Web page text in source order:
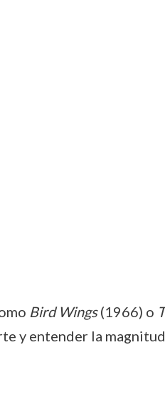
Bird Wings(1966) o
y entender la